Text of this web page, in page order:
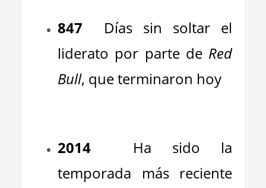
847 Días sin soltar el
liderato por parte de Red
Bull, que terminaron hoy
2014 Ha sido la
temporada más reciente